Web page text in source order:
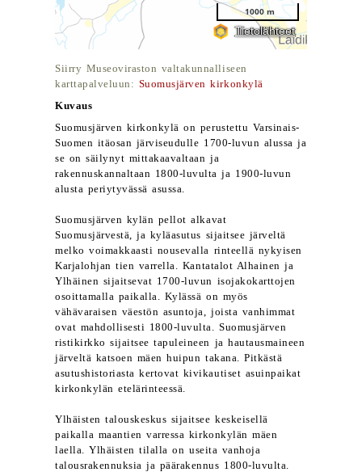
Siirry Museoviraston valtakunnalliseen
karttapalveluun: Suomusjärven kirkonkylä
Kuvaus
Suomusjärven kirkonkylä on perustettu Varsinais-
Suomen itäosan järviseudulle 1700-luvun alussa ja
se on säilynyt mittakaavaltaan ja
rakennuskannaltaan 1800-luvulta ja 1900-luvun
alusta periytyvässä asussa.
Suomusjärven kylän pellot alkavat
Suomusjärvestä, ja kyläasutus sijaitsee järveltä
melko voimakkaasti nousevalla rinteellä nykyisen
Karjalohjan tien varrella. Kantatalot Alhainen ja
Ylhäinen sijaitsevat 1700-luvun isojakokarttojen
osoittamalla paikalla. Kylässä on myös
vähävaraisen väestön asuntoja, joista vanhimmat
ovat mahdollisesti 1800-luvulta. Suomusjärven
ristikirkko sijaitsee tapuleineen ja hautausmaineen
järveltä katsoen mäen huipun takana. Pitkästä
asutushistoriasta kertovat kivikautiset asuinpaikat
kirkonkylän etelärinteessä.
Ylhäisten talouskeskus sijaitsee keskeisellä
paikalla maantien varressa kirkonkylän mäen
laella. Ylhäisten tilalla on useita vanhoja
talousrakennuksia ja päärakennus 1800-luvulta.